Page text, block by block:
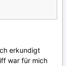
erkundigt
war für mich